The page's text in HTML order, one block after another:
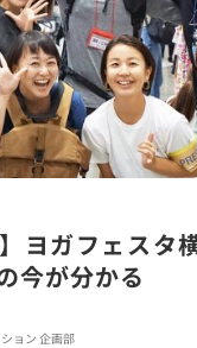
ヨガフェスタ
今が分かる
ョン 企画部